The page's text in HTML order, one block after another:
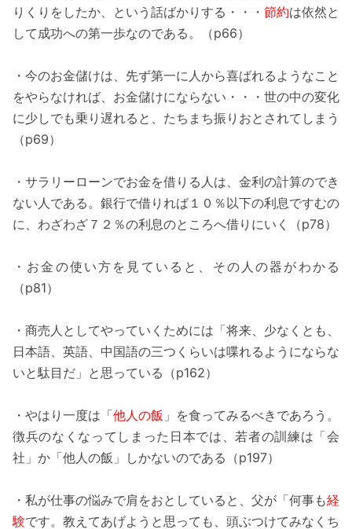
りくりをしたか、という話ばかりする・・・ 節約は依然と
して成功への第一歩なのである。（p66）
・今のお金儲けは、先ず第一に人から喜ばれるようなこと
をやらなければ、お金儲けにならない・・・世の中の変化
に少しでも乗り遅れると、たちまち振りおとされてしまう
（p69）
・サラリーローンでお金を借りる人は、金利の計算のでき
ない人である。銀行で借りれば１０％以下の利息ですむの
に、わざわざ７２％の利息のところへ借りにいく（p78）
・お金の使い方を見ていると、その人の器がわかる
（p81）
・商売人としてやっていくためには「将来、少なくとも、
日本語、英語、中国語の三つくらいは喋れるようにならな
いと駄目だ」と思っている（p162）
・やはり一度は「他人の飯 」を食ってみるべきであろう。
徴兵のなくなってしまった日本では、若者の訓練は「会
社」か「他人の飯」しかないのである（p197）
・私が仕事の悩みで肩をおとしていると、父が「何事も経
験です。教えてあげようと思っても、頭ぶつけてみなくち